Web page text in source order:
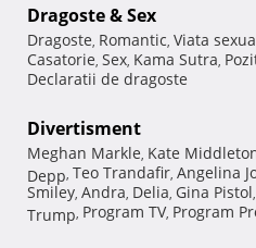
Dragoste & Sex
Dragoste, Romantic, Viata
Casatorie, Sex, Kama Sutra,
Declaratii de dragoste
Divertisment
Meghan Markle, Kate
Depp, Teo Trandafir, Angelina
Smiley, Andra, Delia, Gina Pistol,
Trump, Program TV, Program